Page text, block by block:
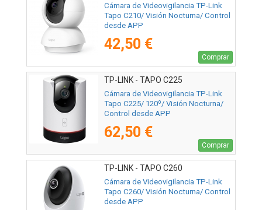
Cámara de Videovigilancia TP-Link
Tapo C210/ Visión Nocturna/ Control
desde APP
42,50 €
Comprar
TP-LINK - TAPO C225
Cámara de Videovigilancia TP-Link
Tapo C225/ 120º/ Visión Nocturna/
Control desde APP
62,50 €
Comprar
TP-LINK - TAPO C260
Cámara de Videovigilancia TP-Link
Tapo C260/ Visión Nocturna/ Control
desde APP